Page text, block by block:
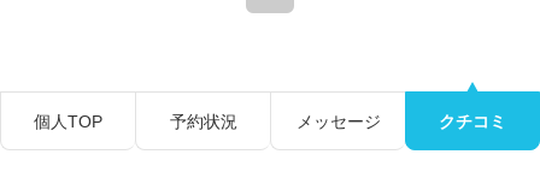
個人TOP 予約状況 メッセージ クチコミ